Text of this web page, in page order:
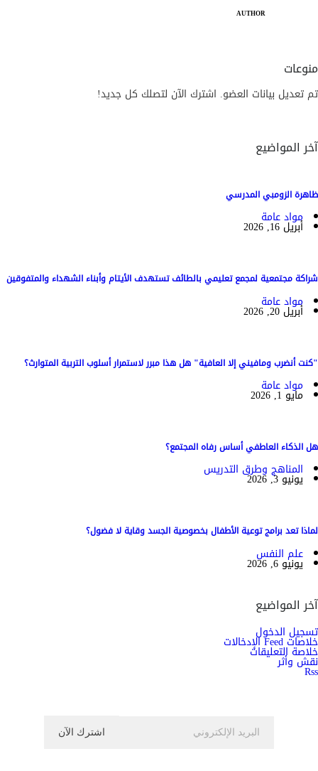
AUTHOR
منوعات
تم تعديل بيانات العضو. اشترك الآن لتصلك كل جديد!
آخر المواضيع
ظاهرة الزومبي المدرسي
مواد عامة
أبريل 16, 2026
شراكة مجتمعية لمجمع تعليمي بالطائف تستهدف الأيتام وأبناء الشهداء والمتفوقين
مواد عامة
أبريل 20, 2026
"كنت أنضرب ومافيني إلا العافية" هل هذا مبرر لاستمرار أسلوب التربية المتوارث؟
مواد عامة
مايو 1, 2026
هل الذكاء العاطفي أساس رفاه المجتمع؟
المناهج وطرق التدريس
يونيو 3, 2026
لماذا تعد برامج توعية الأطفال بخصوصية الجسد وقاية لا فضول؟
علم النفس
يونيو 6, 2026
آخر المواضيع
تسجيل الدخول
خلاصات Feed الإدخالات
خلاصة التعليقات
نقش وأثر
Rss